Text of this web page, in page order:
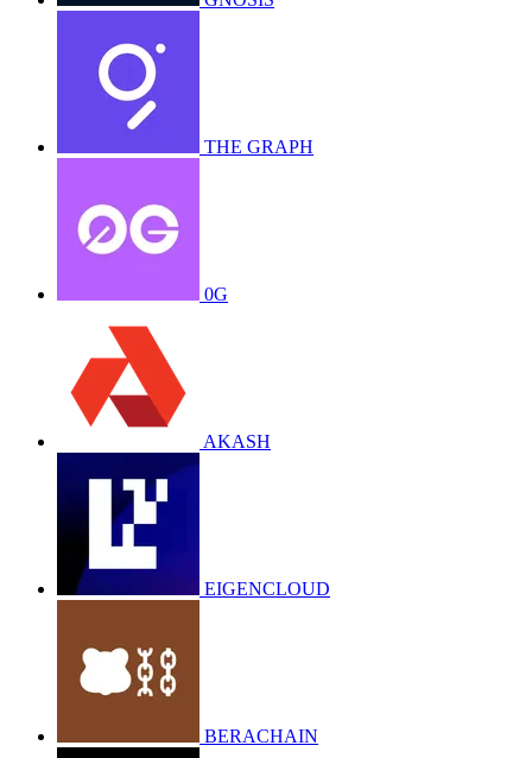
THE GRAPH
0G
AKASH
EIGENCLOUD
BERACHAIN